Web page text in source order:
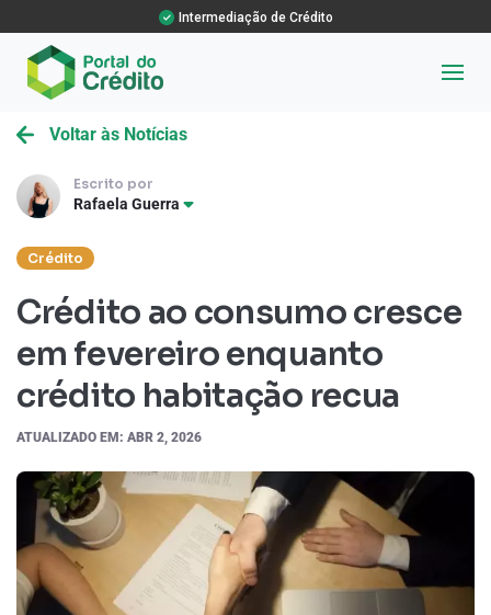
Intermediação de Crédito
Voltar às Notícias
Escrito por
Rafaela Guerra
Crédito
Crédito ao consumo cresce
em fevereiro enquanto
crédito habitação recua
ATUALIZADO EM: ABR 2, 2026